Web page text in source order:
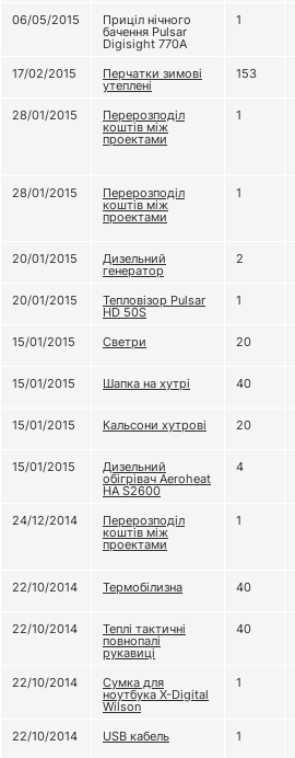
06/05/2015 Приціл нічного
бачення Pulsar
Digisight 770A
1
17/02/2015 Перчатки зимові
утеплені
153
28/01/2015
Перерозподіл
коштів між
проектами
1
28/01/2015
Перерозподіл
коштів між
проектами
1
20/01/2015
Дизельний
генератор
2
20/01/2015
Тепловізор Pulsar
HD 50S
1
15/01/2015
Светри 20
15/01/2015
Шапка на хутрі 40
15/01/2015
Кальсони хутрові 20
15/01/2015
Дизельний
обігрівач Aeroheat
HA S2600
4
24/12/2014 Перерозподіл
коштів між
проектами
1
22/10/2014
Термобілизна 40
22/10/2014
Теплі тактичні
повнопалі
рукавиці
40
22/10/2014 Сумка для
ноутбука X-Digital
Wilson
1
22/10/2014 USB кабель 1